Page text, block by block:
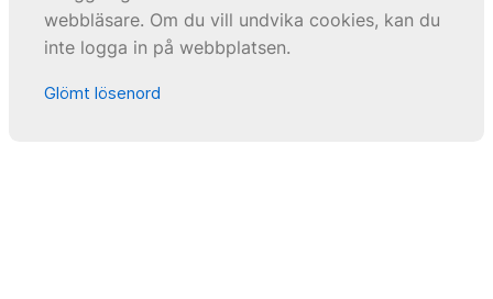
webbläsare. Om du vill undvika cookies, kan du
inte logga in på webbplatsen.
Glömt lösenord